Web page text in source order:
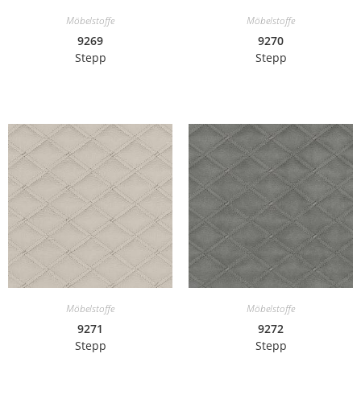
Möbelstoffe
9269
Stepp
Möbelstoffe
9270
Stepp
Möbelstoffe
9271
Stepp
Möbelstoffe
9272
Stepp